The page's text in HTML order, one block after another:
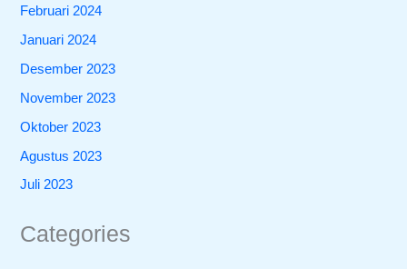
Februari 2024
Januari 2024
Desember 2023
November 2023
Oktober 2023
Agustus 2023
Juli 2023
Categories